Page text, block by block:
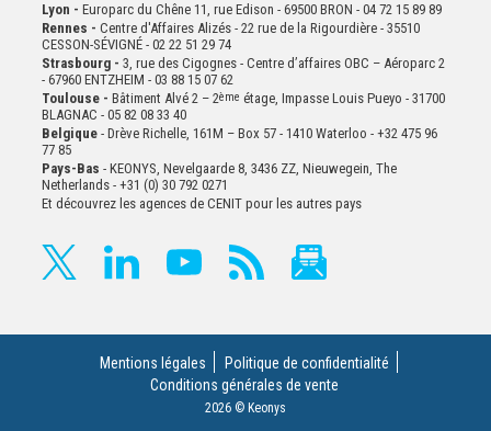
Lyon - Europarc du Chêne 11, rue Edison - 69500 BRON - 04 72 15 89 89
Rennes - Centre d'Affaires Alizés - 22 rue de la Rigourdière - 35510
CESSON-SÉVIGNÉ - 02 22 51 29 74
Strasbourg - 3, rue des Cigognes - Centre d’affaires OBC – Aéroparc 2
- 67960 ENTZHEIM - 03 88 15 07 62
Toulouse - Bâtiment Alvé 2 – 2ème étage, Impasse Louis Pueyo - 31700
BLAGNAC - 05 82 08 33 40
Belgique- Drève Richelle, 161M – Box 57 - 1410 Waterloo - +32 475 96
77 85
Pays-Bas - KEONYS, Nevelgaarde 8, 3436 ZZ, Nieuwegein, The
Netherlands - +31 (0) 30 792 0271
Et découvrez les agences de CENIT pour les autres pays
Mentions légales
Politique de confidentialité
Conditions générales de vente
2026 © Keonys